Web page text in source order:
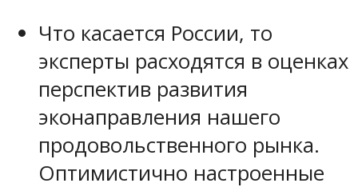
Что касается России, то
эксперты расходятся в оценках
перспектив развития
эконаправления нашего
продовольственного рынка.
Оптимистично настроенные